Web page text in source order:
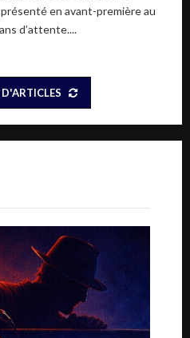
en avant-première au
d’attente....